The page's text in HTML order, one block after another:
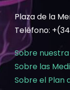
Plaza de la
Teléfono:
Sobre
Sobre las
Sobre el Plan